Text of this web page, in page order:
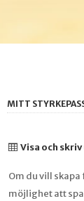
MITT
Visa och
Om du vill skapa
möjlighet att